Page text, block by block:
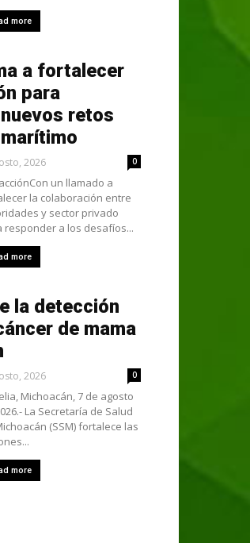
more
a fortalecer
para
retos
2026 0
un llamado a
la colaboración entre
y sector privado
responder a los desafíos...
more
la detección
de mama
2026 0
Michoacán, 7 de agosto
La Secretaría de Salud
(SSM) fortalece las
more